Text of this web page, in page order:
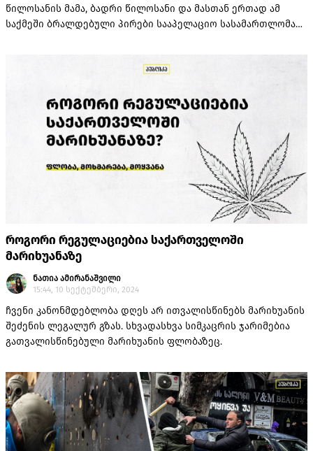
წილოსანის მამა, ბადრი წილოსანი და მასთან ერთად ამ
საქმეში ბრალდებული პირები სააპელაციო სასამართლომაც
როგორი რეგულაციებია საქართველოში
მარიხუანაზე
ნათია ამირანაშვილი
15:44, 10 სექტემბერი, 2024
ჩვენი კანონმდებლობა დღეს არ ითვალისწინებს მარიხუანის
შეძენის ლეგალურ გზას. სხვადასხვა სიმკაცრის ჯარიმებია
გათვალისწინებული მარიხუანის ფლობაზეც.